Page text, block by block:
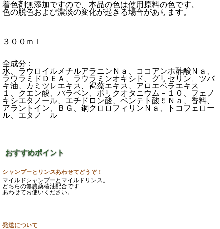
着色剤無添加ですので、本品の色は使用原料の色です。
色の脱色および濃淡の変化が起きる場合があります。
３００ｍｌ
全成分：
水、ラウロイルメチルアラニンＮａ、ココアンホ酢酸Ｎａ、
ラウラミドＤＥＡ、ラウラミンオキシド、グリセリン、ツバ
キ油、カミツレエキス、褐藻エキス、アロエベラエキス－
１、クエン酸、パラベン、ポリクオタニウム－１０、フェノ
キシエタノール、エチドロン酸、ペンテト酸５Ｎａ、香料、
アラントイン、ＢＧ、銅クロロフィリンＮａ、トコフェロー
ル、エタノール
シャンプーとリンスあわせてどうぞ！
マイルドシャンプーとマイルドリンス。
どちらの無農薬椿油配合です！
あわせてお使いください。
発送について